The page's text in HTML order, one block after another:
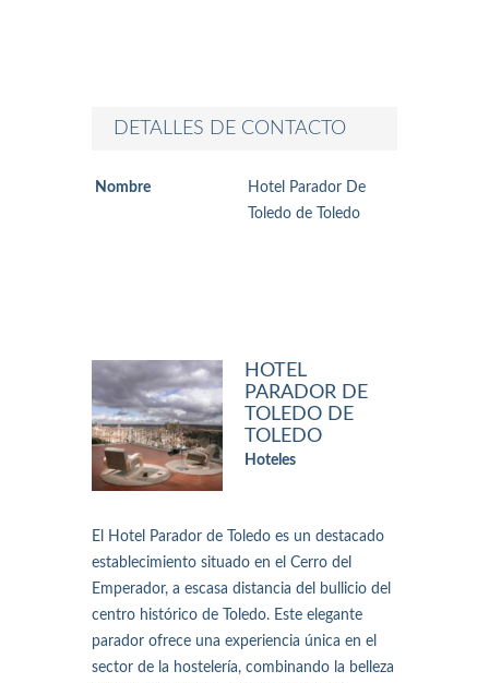
DETALLES DE CONTACTO
Nombre
Hotel Parador De
Toledo de Toledo
HOTEL
PARADOR DE
TOLEDO DE
TOLEDO
Hoteles
El Hotel Parador de Toledo es un destacado
establecimiento situado en el Cerro del
Emperador, a escasa distancia del bullicio del
centro histórico de Toledo. Este elegante
parador ofrece una experiencia única en el
sector de la hostelería, combinando la belleza